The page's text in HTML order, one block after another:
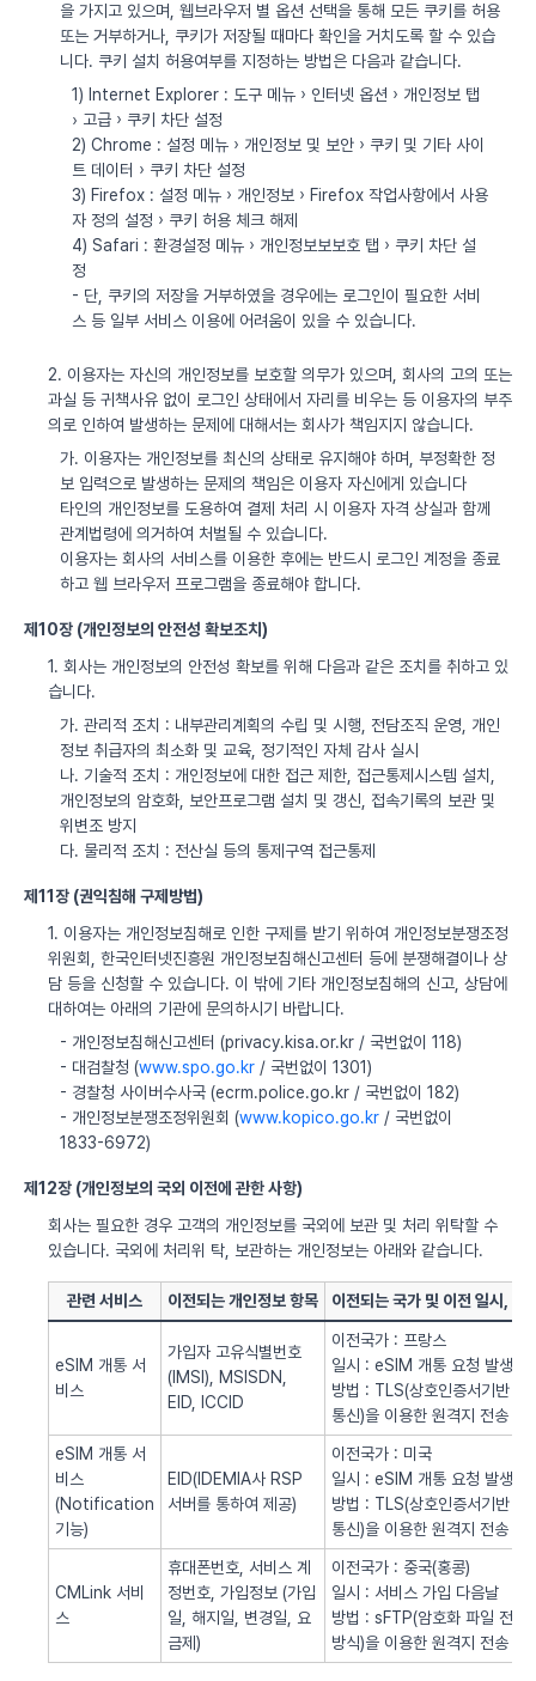
을 가지고 있으며, 웹브라우저 별 옵션 선택을 통해 모든 쿠키를 허용
또는 거부하거나, 쿠키가 저장될 때마다 확인을 거치도록 할 수 있습
니다. 쿠키 설치 허용여부를 지정하는 방법은 다음과 같습니다.
1) Internet Explorer : 도구 메뉴 › 인터넷 옵션 › 개인정보 탭
› 고급 › 쿠키 차단 설정
2) Chrome : 설정 메뉴 › 개인정보 및 보안 › 쿠키 및 기타 사이
트 데이터 › 쿠키 차단 설정
3) Firefox : 설정 메뉴 › 개인정보 › Firefox 작업사항에서 사용
자 정의 설정 › 쿠키 허용 체크 해제
4) Safari : 환경설정 메뉴 › 개인정보보보호 탭 › 쿠키 차단 설
정
- 단, 쿠키의 저장을 거부하였을 경우에는 로그인이 필요한 서비
스 등 일부 서비스 이용에 어려움이 있을 수 있습니다.
2. 이용자는 자신의 개인정보를 보호할 의무가 있으며, 회사의 고의 또는
과실 등 귀책사유 없이 로그인 상태에서 자리를 비우는 등 이용자의 부주
의로 인하여 발생하는 문제에 대해서는 회사가 책임지지 않습니다.
가. 이용자는 개인정보를 최신의 상태로 유지해야 하며, 부정확한 정
보 입력으로 발생하는 문제의 책임은 이용자 자신에게 있습니다
타인의 개인정보를 도용하여 결제 처리 시 이용자 자격 상실과 함께
관계법령에 의거하여 처벌될 수 있습니다.
이용자는 회사의 서비스를 이용한 후에는 반드시 로그인 계정을 종료
하고 웹 브라우저 프로그램을 종료해야 합니다.
제10장 (개인정보의 안전성 확보조치)
1. 회사는 개인정보의 안전성 확보를 위해 다음과 같은 조치를 취하고 있
습니다.
가. 관리적 조치 : 내부관리계획의 수립 및 시행, 전담조직 운영, 개인
정보 취급자의 최소화 및 교육, 정기적인 자체 감사 실시
나. 기술적 조치 : 개인정보에 대한 접근 제한, 접근통제시스템 설치,
개인정보의 암호화, 보안프로그램 설치 및 갱신, 접속기록의 보관 및
위변조 방지
다. 물리적 조치 : 전산실 등의 통제구역 접근통제
제11장 (권익침해 구제방법)
1. 이용자는 개인정보침해로 인한 구제를 받기 위하여 개인정보분쟁조정
위원회, 한국인터넷진흥원 개인정보침해신고센터 등에 분쟁해결이나 상
담 등을 신청할 수 있습니다. 이 밖에 기타 개인정보침해의 신고, 상담에
대하여는 아래의 기관에 문의하시기 바랍니다.
- 개인정보침해신고센터 (privacy.kisa.or.kr / 국번없이 118)
- 대검찰청 (www.spo.go.kr / 국번없이 1301)
- 경찰청 사이버수사국 (ecrm.police.go.kr / 국번없이 182)
- 개인정보분쟁조정위원회 (www.kopico.go.kr / 국번없이
1833-6972)
제12장 (개인정보의 국외 이전에 관한 사항)
회사는 필요한 경우 고객의 개인정보를 국외에 보관 및 처리 위탁할 수
있습니다. 국외에 처리위 탁, 보관하는 개인정보는 아래와 같습니다.
관련 서비스 이전되는 개인정보 항목 이전되는 국가 및 이전 일시, 방
eSIM 개통 서
비스
가입자 고유식별번호
(IMSI), MSISDN,
EID, ICCID
이전국가 : 프랑스
일시 : eSIM 개통 요청 발생시
방법 : TLS(상호인증서기반
통신)을 이용한 원격지 전송
eSIM 개통 서
비스
(Notification
기능)
EID(IDEMIA사 RSP
서버를 통하여 제공)
이전국가 : 미국
일시 : eSIM 개통 요청 발생시
방법 : TLS(상호인증서기반
통신)을 이용한 원격지 전송
CMLink 서비
스
휴대폰번호, 서비스 계
정번호, 가입정보 (가입
일, 해지일, 변경일, 요
금제)
이전국가 : 중국(홍콩)
일시 : 서비스 가입 다음날
방법 : sFTP(암호화 파일 전송
방식)을 이용한 원격지 전송